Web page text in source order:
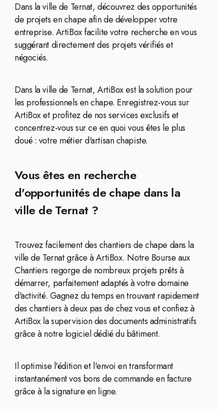
Dans la ville de Ternat, découvrez des opportunités
de projets en chape afin de développer votre
entreprise. ArtiBox facilite votre recherche en vous
suggérant directement des projets vérifiés et
négociés.
Dans la ville de Ternat, ArtiBox est la solution pour
les professionnels en chape. Enregistrez-vous sur
ArtiBox et profitez de nos services exclusifs et
concentrez-vous sur ce en quoi vous êtes le plus
doué : votre métier d'artisan chapiste.
Vous êtes en recherche
d'opportunités de chape dans la
ville de Ternat ?
Trouvez facilement des chantiers de chape dans la
ville de Ternat grâce à ArtiBox. Notre Bourse aux
Chantiers regorge de nombreux projets prêts à
démarrer, parfaitement adaptés à votre domaine
d'activité. Gagnez du temps en trouvant rapidement
des chantiers à deux pas de chez vous et confiez à
ArtiBox la supervision des documents administratifs
grâce à notre logiciel dédié du bâtiment.
Il optimise l'édition et l'envoi en transformant
instantanément vos bons de commande en facture
grâce à la signature en ligne.